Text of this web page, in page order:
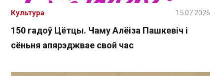
150 гадоў Цётцы. Чаму Алёіза Пашкевіч і
сёньня апярэджвае свой час
Культура 15.07.2026